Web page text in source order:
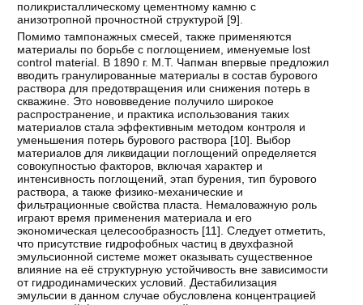
поликристаллическому цементному камню с
анизотропной прочностной структурой [9].
Помимо тампонажных смесей, также применяются
материалы по борьбе с поглощением, именуемые lost
control material. В 1890 г. М.Т. Чапман впервые предложил
вводить гранулированные материалы в состав бурового
раствора для предотвращения или снижения потерь в
скважине. Это нововведение получило широкое
распространение, и практика использования таких
материалов стала эффективным методом контроля и
уменьшения потерь бурового раствора [10]. Выбор
материалов для ликвидации поглощений определяется
совокупностью факторов, включая характер и
интенсивность поглощений, этап бурения, тип бурового
раствора, а также физико-механические и
фильтрационные свойства пласта. Немаловажную роль
играют время применения материала и его
экономическая целесообразность [11]. Следует отметить,
что присутствие гидрофобных частиц в двухфазной
эмульсионной системе может оказывать существенное
влияние на её структурную устойчивость вне зависимости
от гидродинамических условий. Дестабилизация
эмульсии в данном случае обусловлена концентрацией